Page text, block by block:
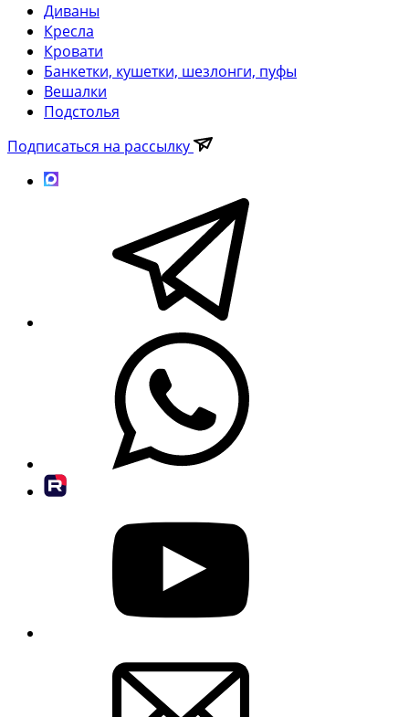
Диваны
Кресла
Кровати
Банкетки, кушетки, шезлонги, пуфы
Вешалки
Подстолья
Подписаться на рассылку